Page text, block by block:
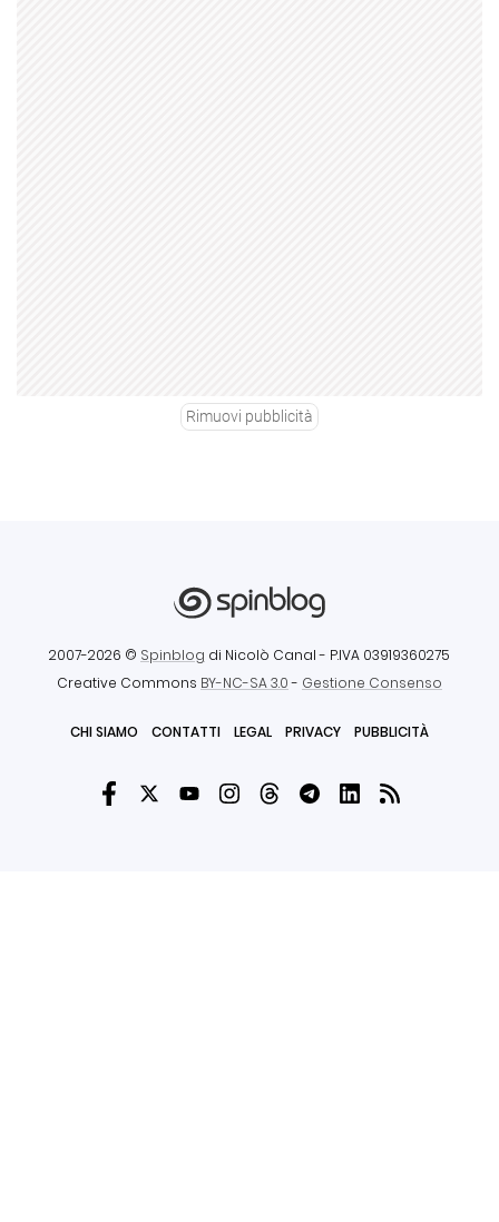
Rimuovi pubblicità
2007-2026 © Spinblog di Nicolò Canal - P.IVA 03919360275
Creative Commons BY-NC-SA 3.0- Gestione Consenso
CHI SIAMO CONTATTI LEGAL PRIVACY PUBBLICITÀ